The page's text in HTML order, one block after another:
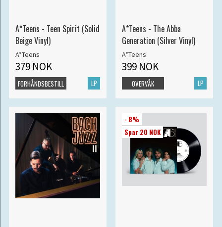
A*Teens - Teen Spirit (Solid
Beige Vinyl)
A*Teens
379 NOK
LP
FORHÅNDSBESTILL
A*Teens - The Abba
Generation (Silver Vinyl)
A*Teens
399 NOK
LP
OVERVÅK
- 8%
Spar 20 NOK